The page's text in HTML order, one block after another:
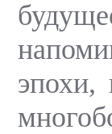
эпохи,